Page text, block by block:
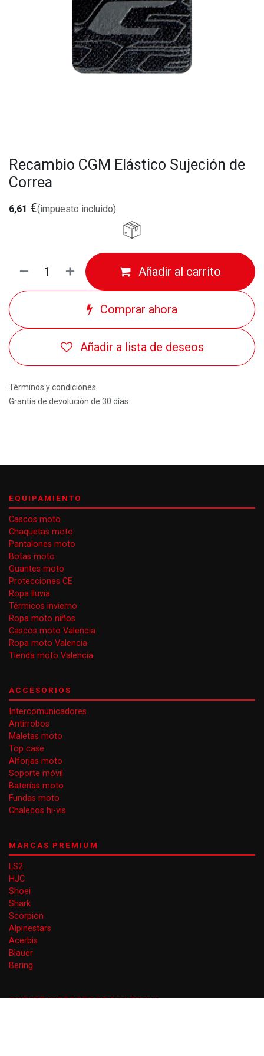
Recambio CGM Elástico Sujeción de
Correa
6,61 €(impuesto incluido)
Añadir al carrito
Comprar ahora
Añadir a lista de deseos
Términos y condiciones
Grantía de devolución de 30 días
EQUIPAMIENTO
Cascos moto
Chaquetas moto
Pantalones moto
Botas moto
Guantes moto
Protecciones CE
Ropa lluvia
Térmicos invierno
Ropa moto niños
Cascos moto Valencia
Ropa moto Valencia
Tienda moto Valencia
ACCESORIOS
Intercomunicadores
Antirrobos
Maletas moto
Top case
Alforjas moto
Soporte móvil
Baterías moto
Fundas moto
Chalecos hi-vis
MARCAS PREMIUM
LS2
HJC
Shoei
Shark
Scorpion
Alpinestars
Acerbis
Blauer
Bering
OUTLET MOTOSTORE VALENCIA